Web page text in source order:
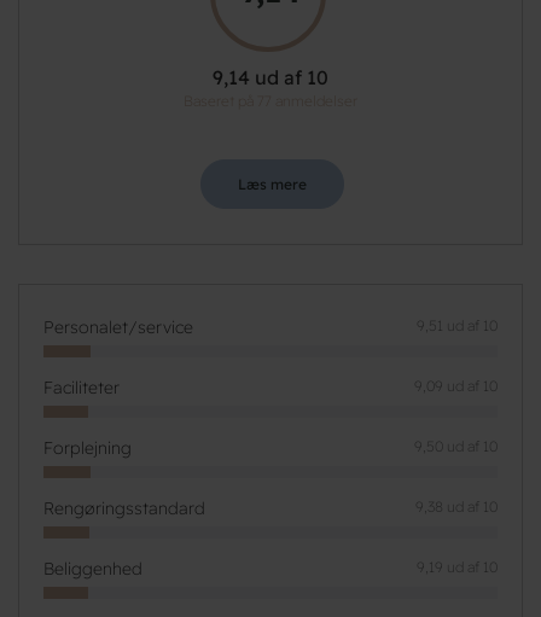
9,14 ud af 10
Læs mere
Personalet/service 9,51 ud af 10
Faciliteter 9,09 ud af 10
Forplejning 9,50 ud af 10
Rengøringsstandard 9,38 ud af 10
Beliggenhed 9,19 ud af 10